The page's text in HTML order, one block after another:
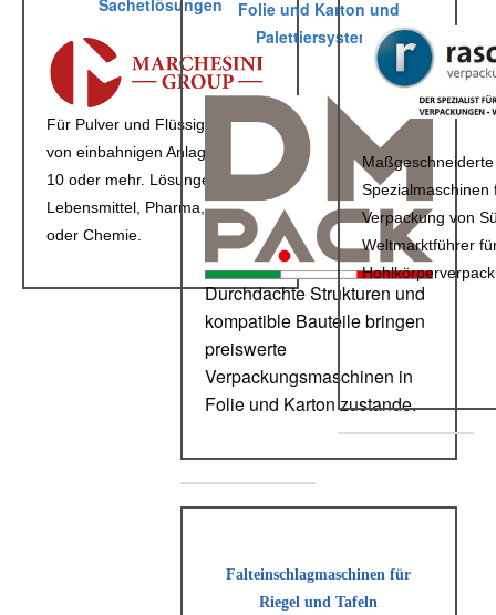
Sachetlösungen
Für Pulver und Flüssigkeiten
von einbahnigen Anlagen bis zu
10 oder mehr. Lösungen für
Lebensmittel, Pharma, Kosmetik
oder Chemie.
Folie und Karton und
Palettiersysteme
Durchdachte Strukturen und
kompatible Bauteile bringen
preiswerte
Verpackungsmaschinen in
Folie und Karton zustande.
Falteinschlagmaschinen für
Riegel und Tafeln
Maßgeschneiderte
Spezialmaschinen
Verpackung von
Weltmarktführer